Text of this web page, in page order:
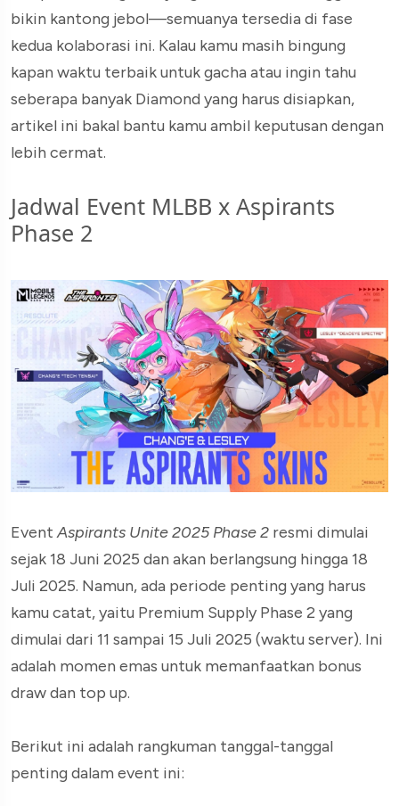
bikin kantong jebol—semuanya tersedia di fase
kedua kolaborasi ini. Kalau kamu masih bingung
kapan waktu terbaik untuk gacha atau ingin tahu
seberapa banyak Diamond yang harus disiapkan,
artikel ini bakal bantu kamu ambil keputusan dengan
lebih cermat.
Jadwal Event MLBB x Aspirants
Phase 2
EventAspirants Unite 2025 Phase 2 resmi dimulai
sejak 18 Juni 2025 dan akan berlangsung hingga 18
Juli 2025. Namun, ada periode penting yang harus
kamu catat, yaitu Premium Supply Phase 2 yang
dimulai dari 11 sampai 15 Juli 2025 (waktu server). Ini
adalah momen emas untuk memanfaatkan bonus
draw dan top up.
Berikut ini adalah rangkuman tanggal-tanggal
penting dalam event ini: